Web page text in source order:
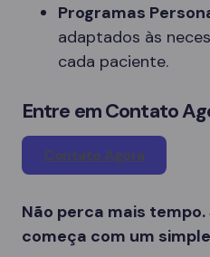
Programas
adaptados às
cada paciente.
Entre em Contato
Contato Agora
Não perca mais
começa com um